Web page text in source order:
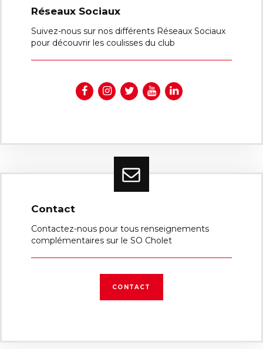
Réseaux Sociaux
Suivez-nous sur nos différents Réseaux Sociaux
pour découvrir les coulisses du club
Contact
Contactez-nous pour tous renseignements
complémentaires sur le SO Cholet
CONTACT